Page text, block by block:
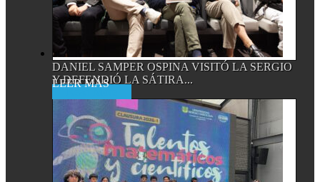
DANIEL SAMPER OSPINA VISITÓ LA SERGIO
Y DEFENDIÓ LA SÁTIRA...